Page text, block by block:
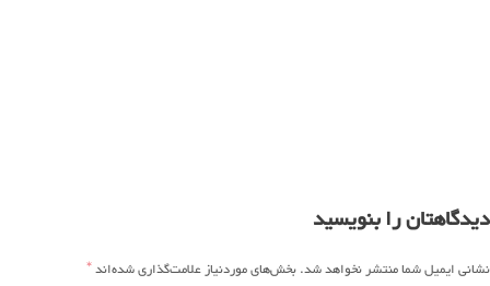
دیدگاهتان را بنویسید
نشانی ایمیل شما منتشر نخواهد شد.بخش‌های موردنیاز علامت‌گذاری شده‌اند*